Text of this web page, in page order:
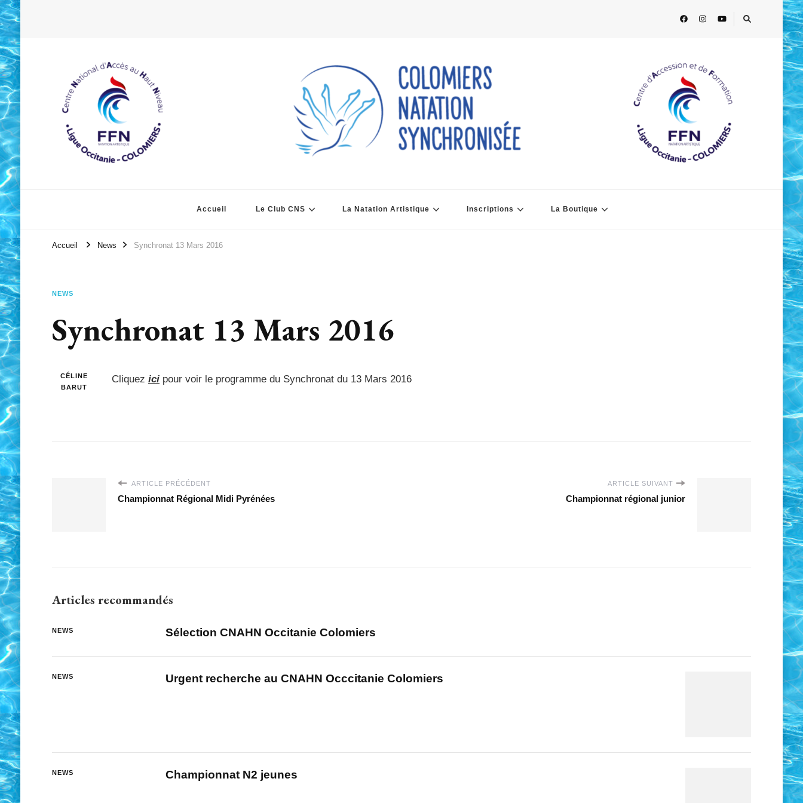
Accueil Le Club CNS La Natation Artistique Inscriptions La Boutique
Accueil News Synchronat 13 Mars 2016
NEWS
Synchronat 13 Mars 2016
CÉLINE
BARUT
Cliquez icipour voir le programme du Synchronat du 13 Mars 2016
ARTICLE PRÉCÉDENT
Championnat Régional Midi Pyrénées
ARTICLE SUIVANT
Championnat régional junior
Articles recommandés
NEWS Sélection CNAHN Occitanie Colomiers
NEWS Urgent recherche au CNAHN Occcitanie Colomiers
NEWS Championnat N2 jeunes